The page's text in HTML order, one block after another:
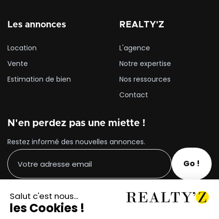
Les annonces
Location
Vente
Estimation de bien
REALTY'Z
L'agence
Notre expertise
Nos ressources
Contact
N'en perdez pas une miette !
Restez informé des nouvelles annonces.